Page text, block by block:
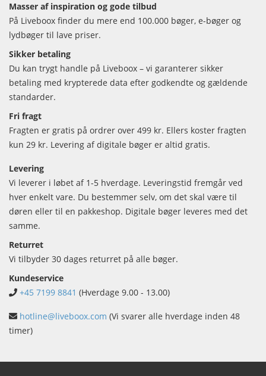
Masser af inspiration og gode tilbud
På Liveboox finder du mere end 100.000 bøger, e-bøger og
lydbøger til lave priser.
Sikker betaling
Du kan trygt handle på Liveboox – vi garanterer sikker
betaling med krypterede data efter godkendte og gældende
standarder.
Fri fragt
Fragten er gratis på ordrer over 499 kr. Ellers koster fragten
kun 29 kr. Levering af digitale bøger er altid gratis.
Levering
Vi leverer i løbet af 1-5 hverdage. Leveringstid fremgår ved
hver enkelt vare. Du bestemmer selv, om det skal være til
døren eller til en pakkeshop. Digitale bøger leveres med det
samme.
Returret
Vi tilbyder 30 dages returret på alle bøger.
Kundeservice
+45 7199 8841 (Hverdage 9.00 - 13.00)
hotline@liveboox.com (Vi svarer alle hverdage inden 48
timer)